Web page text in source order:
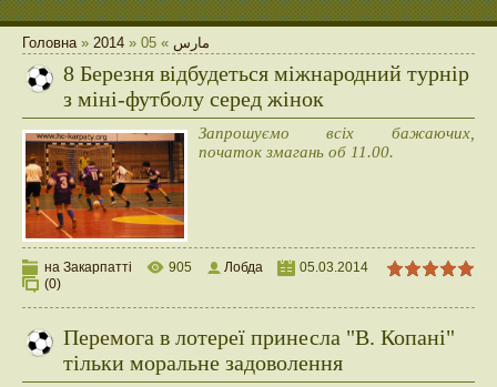
Головна» 2014 » مارس »
05
8 Березня відбудеться міжнародний турнір
з міні-футболу серед жінок
Запрошуємо всіх бажаючих,
початок змагань об 11.00.
на Закарпатті 905 Лобда
05.03.2014
(0)
Перемога в лотереї принесла "В. Копані"
тільки моральне задоволення